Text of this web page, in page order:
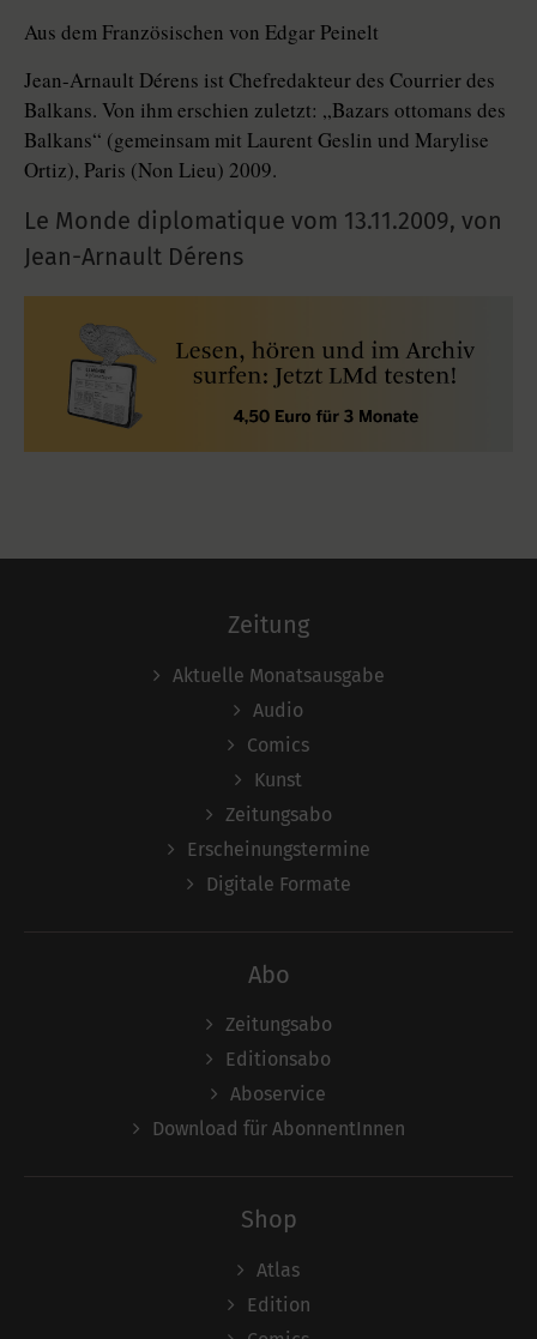
Aus dem Französischen von Edgar Peinelt
Jean-Arnault Dérens ist Chefredakteur des Courrier des
Balkans. Von ihm erschien zuletzt: „Bazars ottomans des
Balkans“ (gemeinsam mit Laurent Geslin und Marylise
Ortiz), Paris (Non Lieu) 2009.
Le Monde diplomatique vom 13.11.2009, von
Jean-Arnault Dérens
Zeitung
Aktuelle Monatsausgabe
Audio
Comics
Kunst
Zeitungsabo
Erscheinungstermine
Digitale Formate
Abo
Zeitungsabo
Editionsabo
Aboservice
Download für AbonnentInnen
Shop
Atlas
Edition